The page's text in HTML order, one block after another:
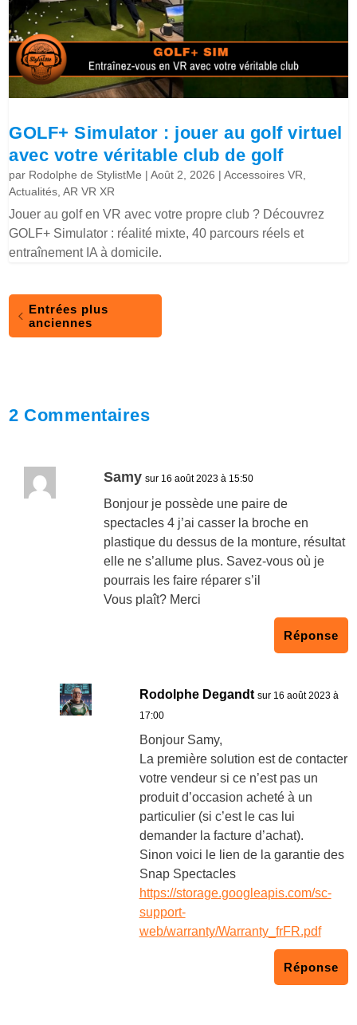
GOLF+ Simulator : jouer au golf virtuel
avec votre véritable club de golf
par Rodolphe de StylistMe |Août 2, 2026 |Accessoires VR
Actualités ,AR VR XR
Jouer au golf en VR avec votre propre club ? Découvrez
GOLF+ Simulator : réalité mixte, 40 parcours réels et
entraînement IA à domicile.
Entrées plus
anciennes
2 Commentaires
Samy sur 16 août 2023 à 15:50
Bonjour je possède une paire de
spectacles 4 j’ai casser la broche en
plastique du dessus de la monture, résultat
elle ne s’allume plus. Savez-vous où je
pourrais les faire réparer s’il
Vous plaît? Merci
Réponse
Rodolphe Degandt sur 16 août 2023 à
17:00
Bonjour Samy,
La première solution est de contacter
votre vendeur si ce n’est pas un
produit d’occasion acheté à un
particulier (si c’est le cas lui
demander la facture d’achat).
Sinon voici le lien de la garantie des
Snap Spectacles
https://storage.googleapis.com/sc-
support-
web/warranty/Warranty_frFR.pdf
Réponse